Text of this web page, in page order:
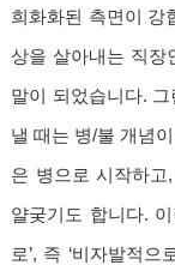
희화화된 측면이 강
상을 살아내는 직장
말이 되었습니다.
낼 때는 병/불 개념
은 병으로 시작하고
얄궂기도 합니다.
로’, 즉 ‘비자발적